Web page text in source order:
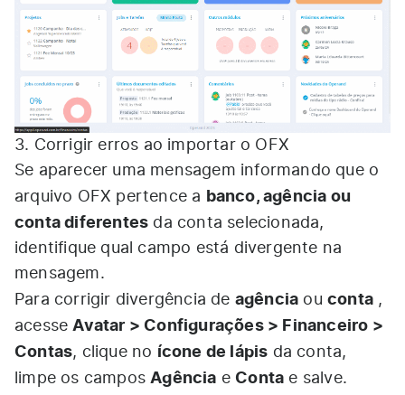
3. Corrigir erros ao importar o OFX
Se aparecer uma mensagem informando que o
arquivo OFX pertence a banco, agência ou
conta diferentes da conta selecionada,
identifique qual campo está divergente na
mensagem.
Para corrigir divergência de agência ouconta ,
acesseAvatar > Configurações > Financeiro >
Contas, clique no ícone de lápis da conta,
limpe os camposAgência e Conta e salve.